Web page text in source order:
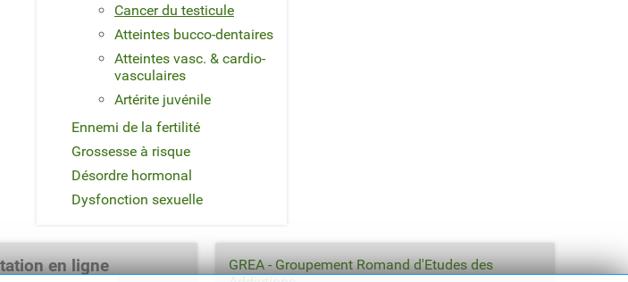
Cancer du testicule
Atteintes bucco-dentaires
Atteintes vasc. & cardio-
vasculaires
Artérite juvénile
Ennemi de la fertilité
Grossesse à risque
Désordre hormonal
Dysfonction sexuelle
en ligne
GREA - Groupement Romand d'Etudes des